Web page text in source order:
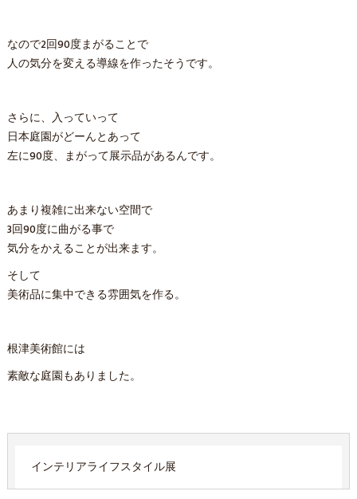
なので2回90度まがることで
人の気分を変える導線を作ったそうです。
さらに、入っていって
日本庭園がどーんとあって
左に90度、まがって展示品があるんです。
あまり複雑に出来ない空間で
3回90度に曲がる事で
気分をかえることが出来ます。
そして
美術品に集中できる雰囲気を作る。
根津美術館には
素敵な庭園もありました。
インテリアライフスタイル展